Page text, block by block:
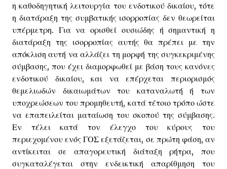
η καθοδηγητική λειτουργία του ενδοτικού δικαίου, τότε
η διατάραξη της συμβατικής ισορροπίας δεν θεωρείται
υπέρμετρη. Για να ορισθεί ουσιώδης ή σημαντική η
διατάραξη της ισορροπίας αυτής θα πρέπει με την
απόκλιση αυτή να αλλάζει τη μορφή της συγκεκριμένης
σύμβασης, που έχει διαμορφωθεί με βάση τους κανόνες
ενδοτικού δικαίου, και να επέρχεται περιορισμός
θεμελιωδών δικαιωμάτων του καταναλωτή ή των
υποχρεώσεων του προμηθευτή, κατά τέτοιο τρόπο ώστε
να επαπειλείται ματαίωση του σκοπού της σύμβασης.
Εν τέλει κατά τον έλεγχο του κύρους του
περιεχομένου ενός ΓΟΣ εξετάζεται, σε πρώτη φάση, αν
αντίκειται σε απαγορευτική διάταξη ρήτρα, που
συγκαταλέγεται στην ενδεικτική απαρίθμηση του